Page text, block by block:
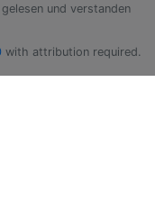
gelesen und verstanden
with attribution required.